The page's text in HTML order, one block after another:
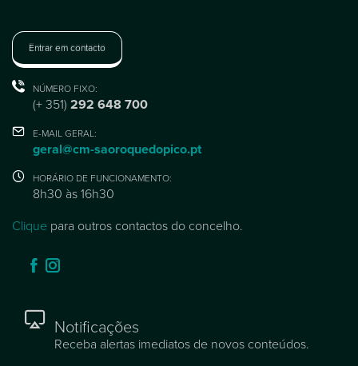
Entrar em contacto
NÚMERO FIXO:
(+ 351) 292 648 700
E-MAIL GERAL:
geral@cm-saoroquedopico.pt
HORÁRIO DE FUNCIONAMENTO:
8h30 às 16h30
Clique para outros contactos do concelho.
Notificações
Receba alertas imediatos de novos conteúdos.